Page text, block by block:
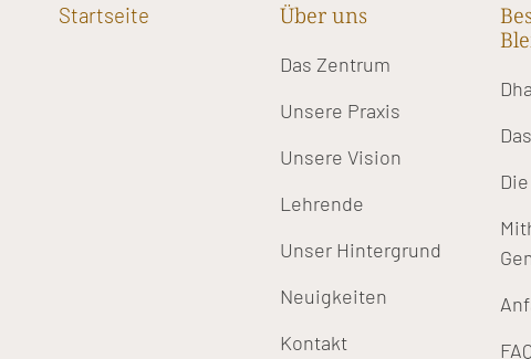
Startseite Über uns
Das Zentrum
Unsere Praxis
Unsere Vision
Lehrende
Unser Hintergrund
Neuigkeiten
Kontakt